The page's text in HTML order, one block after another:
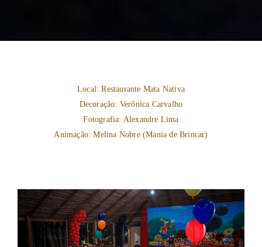
Local: Restaurante Mata Nativa
Decoração: Verônica Carvalho
Fotografia: Alexandre Lima
Animação: Melina Nobre (Mania de Brincar)